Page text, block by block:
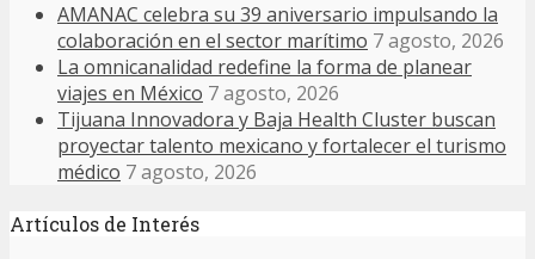
AMANAC celebra su 39 aniversario impulsando la
colaboración en el sector marítimo 7 agosto, 2026
La omnicanalidad redefine la forma de planear
viajes en México 7 agosto, 2026
Tijuana Innovadora y Baja Health Cluster buscan
proyectar talento mexicano y fortalecer el turismo
médico 7 agosto, 2026
Artículos de Interés